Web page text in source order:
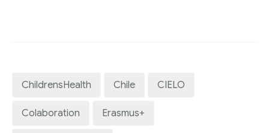
ChildrensHealth Chile CIELO
Colaboration Erasmus+